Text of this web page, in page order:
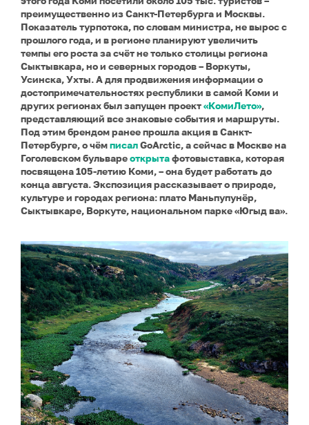
преимущественно из Санкт-Петербурга и Москвы.
Показатель турпотока, по словам министра, не вырос с
прошлого года, и в регионе планируют увеличить
темпы его роста за счёт не только столицы региона
Сыктывкара, но и северных городов – Воркуты,
Усинска, Ухты. А для продвижения информации о
достопримечательностях республики в самой Коми и
других регионах был запущен проект«КомиЛето»,
представляющий все знаковые события и маршруты.
Под этим брендом ранее прошла акция в Санкт-
Петербурге, о чёмписалGoArctic, а сейчас в Москве на
Гоголевском бульвареоткрытафотовыставка, которая
посвящена 105-летию Коми, – она будет работать до
конца августа. Экспозиция рассказывает о природе,
культуре и городах региона: плато Маньпупунёр,
Сыктывкаре, Воркуте, национальном парке «Югыд ва».